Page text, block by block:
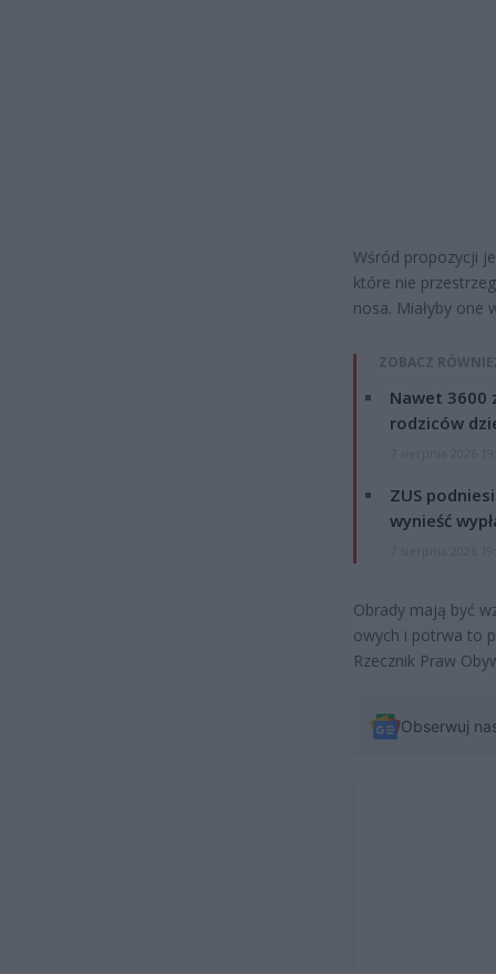
Wśród propozycji
które nie
nosa. Miałyby one
ZOBACZ
Nawet 3600
rodziców
ZUS
wynieść
Obrady mają być
owych i potrwa to
Rzecznik Praw
Obserwuj